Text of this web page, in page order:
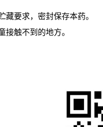
要求，密封保存本药。
触不到的地方。